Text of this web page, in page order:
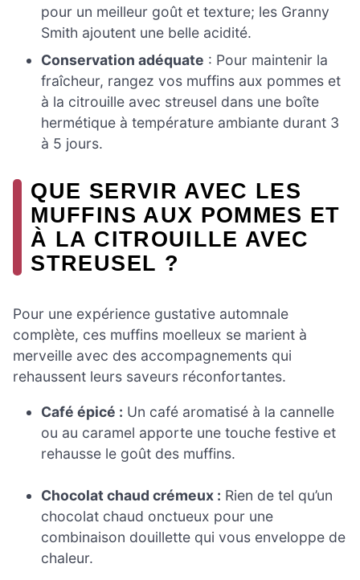
pour un meilleur goût et texture; les Granny
Smith ajoutent une belle acidité.
Conservation adéquate : Pour maintenir la
fraîcheur, rangez vos muffins aux pommes et
à la citrouille avec streusel dans une boîte
hermétique à température ambiante durant 3
à 5 jours.
QUE SERVIR AVEC LES
MUFFINS AUX POMMES ET
À LA CITROUILLE AVEC
STREUSEL ?
Pour une expérience gustative automnale
complète, ces muffins moelleux se marient à
merveille avec des accompagnements qui
rehaussent leurs saveurs réconfortantes.
Café épicé : Un café aromatisé à la cannelle
ou au caramel apporte une touche festive et
rehausse le goût des muffins.
Chocolat chaud crémeux : Rien de tel qu’un
chocolat chaud onctueux pour une
combinaison douillette qui vous enveloppe de
chaleur.